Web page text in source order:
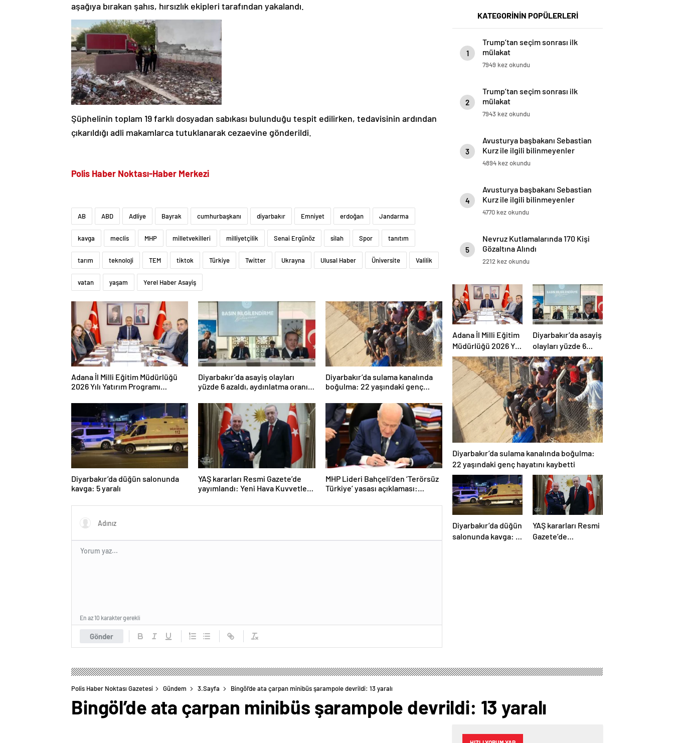
aşağıya bırakan şahıs, hırsızlık ekipleri tarafından yakalandı.
Şüphelinin toplam 19 farklı dosyadan sabıkası bulunduğu tespit edilirken, tedavisinin ardından
çıkarıldığı adli makamlarca tutuklanarak cezaevine gönderildi.
Polis Haber Noktası-Haber Merkezi
AB ABD Adliye Bayrak cumhurbaşkanı diyarbakır Emniyet erdoğan Jandarma
kavga meclis MHP milletvekilleri milliyetçilik Senai Ergünöz silah Spor tanıtım
tarım teknoloji TEM tiktok Türkiye Twitter Ukrayna Ulusal Haber Üniversite Valilik
vatan yaşam Yerel Haber Asayiş
Adana İl Milli Eğitim Müdürlüğü
2026 Yılı Yatırım Programı
Diyarbakır’da asayiş olayları
yüzde 6 azaldı, aydınlatma oranı
Diyarbakır’da sulama kanalında
boğulma: 22 yaşındaki genç
Diyarbakır’da düğün salonunda
kavga: 5 yaralı
YAŞ kararları Resmi Gazete’de
yayımlandı: Yeni Hava Kuvvetleri
Dalkıran
MHP Lideri Bahçeli’den ‘Terörsüz
Türkiye’ yasası açıklaması:
Gönder
En az 10 karakter gerekli
KATEGORİNİN POPÜLERLERİ
1
Trump’tan seçim sonrası ilk
mülakat
7949 kez okundu
2
Trump’tan seçim sonrası ilk
mülakat
7943 kez okundu
3
Avusturya başbakanı Sebastian
Kurz ile ilgili bilinmeyenler
4894 kez okundu
4
Avusturya başbakanı Sebastian
Kurz ile ilgili bilinmeyenler
4770 kez okundu
5
Nevruz Kutlamalarında 170 Kişi
Gözaltına Alındı
2212 kez okundu
Adana İl Milli Eğitim
Müdürlüğü 2026 Yılı
Yatırım Programı
değerlendirildi
Diyarbakır’da asayiş
olayları yüzde 6
azaldı, aydınlatma
oranı yüzde 98’e
yükseldi
Diyarbakır’da sulama kanalında boğulma:
22 yaşındaki genç hayatını kaybetti
Diyarbakır’da düğün
salonunda kavga: 5
YAŞ kararları Resmi
Gazete’de
Polis Haber Noktası Gazetesi Gündem 3.Sayfa Bingöl’de ata çarpan minibüs şarampole devrildi: 13 yaralı
Bingöl’de ata çarpan minibüs şarampole devrildi: 13 yaralı